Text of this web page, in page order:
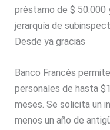
préstamo de $ 50.000
jerarquía de
Desde ya gracias
Banco Francés
personales de hasta
meses. Se solicita un
menos un año de